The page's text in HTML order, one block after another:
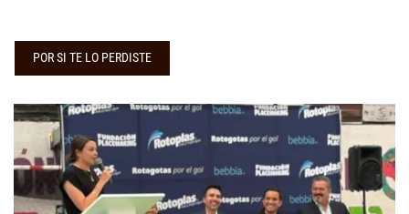
POR SI TE LO PERDISTE